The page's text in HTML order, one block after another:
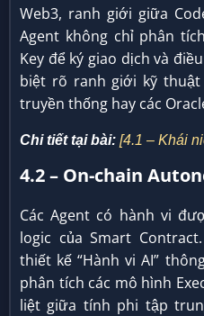
Web3, ranh giới giữa
Agent không chỉ phân
Key để ký giao dịch và
biệt rõ ranh giới kỹ thuật
truyền thống hay các
Chi tiết tại bài: [4.1 – Khái
4.2 – On-chain
Các Agent có hành vi
logic của Smart
thiết kế “Hành vi AI”
phân tích các mô hình
liệt giữa tính phi tập